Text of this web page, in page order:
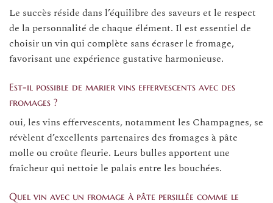
Le succès réside dans l’équilibre des saveurs et le respect
de la personnalité de chaque élément. Il est essentiel de
choisir un vin qui complète sans écraser le fromage,
favorisant une expérience gustative harmonieuse.
Est-il possible de marier vins effervescents avec des
fromages ?
oui, les vins effervescents, notamment les Champagnes, se
révèlent d’excellents partenaires des fromages à pâte
molle ou croûte fleurie. Leurs bulles apportent une
fraîcheur qui nettoie le palais entre les bouchées.
Quel vin avec un fromage à pâte persillée comme le